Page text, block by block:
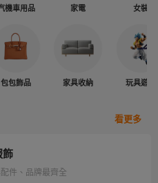
機車用品 家電 女裝
包包飾品 家具收納 玩具遊戲
看更多
飾
件、品牌最齊全